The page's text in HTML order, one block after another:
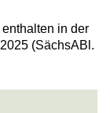
in der
(SächsABl.